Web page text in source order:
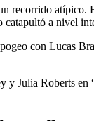
recorrido
catapultó a nivel
con Lucas
Julia Roberts en